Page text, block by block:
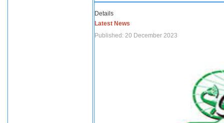
Details
Latest News
Published: 20 December 2023